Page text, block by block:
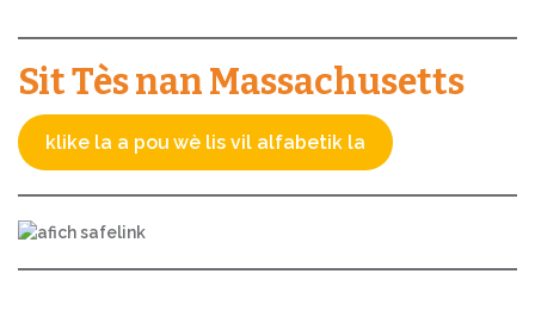
Sit Tès nan Massachusetts
klike la a pou wè lis vil alfabetik la